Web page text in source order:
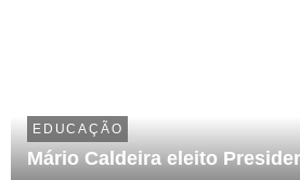
EDUCAÇÃO
Mário Caldeira eleito